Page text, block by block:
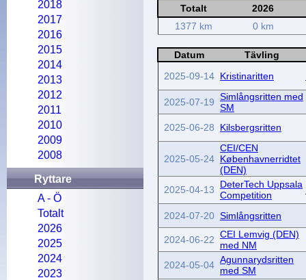
Totalt
2026
1377 km
0 km
Datum
Tävling
2025-09-14 Kristinaritten
2025-07-19 Simlångsritten med
SM
2025-06-28
Kilsbergsritten
2025-05-24
CEI/CEN
Københavnerridtet
(DEN)
2025-04-13
DeterTech Uppsala
Competition
2024-07-20 Simlångsritten
2024-06-22 CEI Lemvig (DEN)
med NM
2024-05-04 Agunnarydsritten
med SM
2018
2017
2016
2015
2014
2013
2012
2011
2010
2009
2008
Ryttare
A - Ö
Totalt
2026
2025
2024
2023